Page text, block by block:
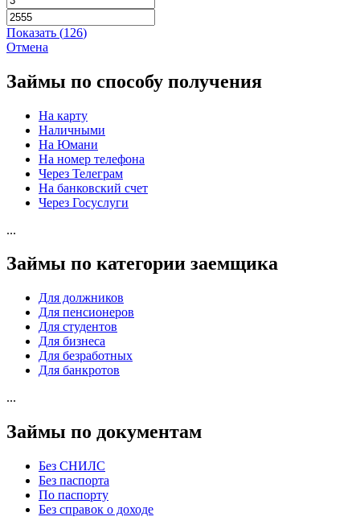
Показать (126)
Отмена
Займы по способу получения
На карту
Наличными
На Юмани
На номер телефона
Через Телеграм
На банковский счет
Через Госуслуги
...
Займы по категории заемщика
Для должников
Для пенсионеров
Для студентов
Для бизнеса
Для безработных
Для банкротов
...
Займы по документам
Без СНИЛС
Без паспорта
По паспорту
Без справок о доходе